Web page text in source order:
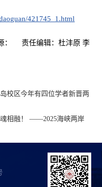
421745_1.html
： 责任编辑：杜沣原 李
校区今年有四位学者新晋两
魂相融！ ——2025海峡两岸